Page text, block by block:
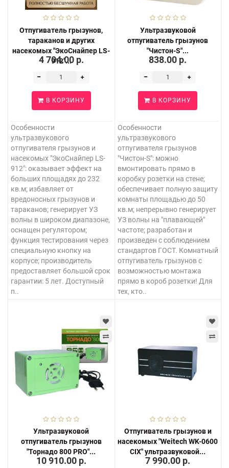
Отпугиватель грызунов,
тараканов и других
насекомых "ЭкоСнайпер LS-
912"...
4 704.00 р.
В КОРЗИНУ
Особенности
ультразвукового
отпугивателя грызунов и
насекомых "ЭкоСнайпер LS-
912": оказывает эффект на
больших площадях до 232
кв.м; избавляет от
вредоносных грызунов и
тараканов; генерирует УЗ
волны в широком диапазоне,
оснащен регулятором;
функция тестирования через
специальную кнопку на
корпусе; производитель
предоставляет большой срок
гарантии: 5 лет. Доступный
п..
Ультразвуковой
отпугиватель грызунов
"Чистон-S"...
838.00 р.
В КОРЗИНУ
Особенности
ультразвукового
отпугивателя грызунов
"Чистон-S": можно
вмонтировать прямо в
коробку розетки на стене;
обеспечивает полную защиту
комнаты площадью до 50
кв.м; непрерывно генерирует
УЗ волны на "плавающей"
частоте; разработан и
произведен с соблюдением
стандартов ГОСТ. Комнатный
отпугиватель грызунов с
возможностью монтажа
прямо в короб розетки! Для
тех, кто..
Ультразвуковой
отпугиватель грызунов
"Торнадо 800 PRO"...
10 910.00 р.
Отпугиватель грызунов и
насекомых "Weitech WK-0600
CIX" ультразвуковой...
7 990.00 р.